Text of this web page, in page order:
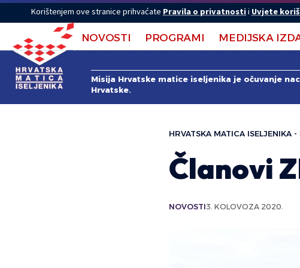
Korištenjem ove stranice prihvaćate Pravila o privatnostii Uvjete
NOVOSTI PROGRAMI MEDIJSKA
Misija Hrvatske matice iseljenika je očuvanje
Hrvatske.
HRVATSKA MATICA ISELJENIKA -
Članovi
NOVOSTI3. KOLOVOZA 2020.